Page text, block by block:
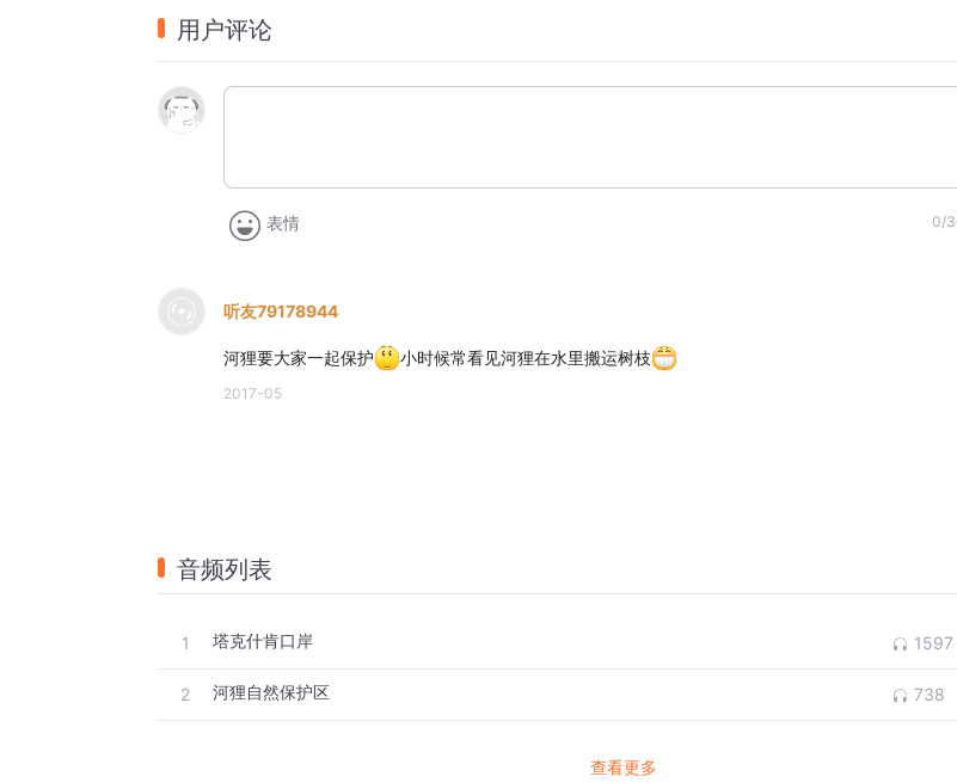
用户评论
表情 0/
听友79178944
河狸要大家一起保护 小时候常看见河狸在水里搬运树枝
2017-05
音频列表
1 塔克什肯口岸 1597
2 河狸自然保护区 738
查看更多